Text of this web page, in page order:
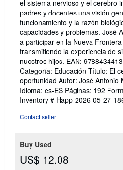
5
stars
el sistema nervioso y el cerebro
padres y docentes una visión
funcionamiento y la razón
capacidades y problemas. José
a participar en la Nueva
transmitiendo la experiencia de
nuestros hijos. EAN:
Categoría: Educación Título: El
oportunidad Autor: José Antonio
Idioma: es-ES Páginas: 192
Inventory # Happ-2026-05-27-
Contact seller
Buy Used
US$ 12.08